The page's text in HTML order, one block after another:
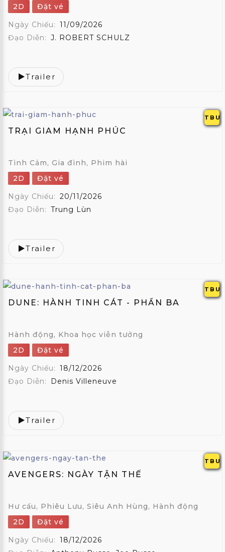
2D
Đặt vé
Ngày Chiếu: 11/09/2026
Đạo Diễn: J. ROBERT SCHULZ
Trailer
TBU
TRẠI GIAM HẠNH PHÚC
Tình Cảm, Gia đình, Phim hài
2D
Đặt vé
Ngày Chiếu: 20/11/2026
Đạo Diễn: Trung Lùn
Trailer
TBU
DUNE: HÀNH TINH CÁT - PHẦN BA
Hành động, Khoa học viễn tưởng
2D
Đặt vé
Ngày Chiếu: 18/12/2026
Đạo Diễn:
Denis Villeneuve
Trailer
TBU
AVENGERS: NGÀY TẬN THẾ
Hư cấu, Phiêu Lưu, Siêu Anh Hùng, Hành động
2D
Đặt vé
Ngày Chiếu: 18/12/2026